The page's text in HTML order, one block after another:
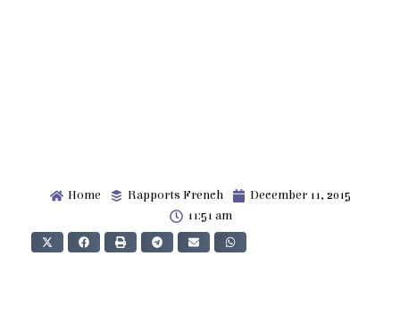
Home Rapports French
December 11, 2015
11:51 am